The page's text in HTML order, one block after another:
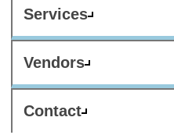
Services
Vendors
Contact